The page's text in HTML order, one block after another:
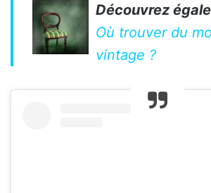
Découvrez
Où trouver du
vintage ?